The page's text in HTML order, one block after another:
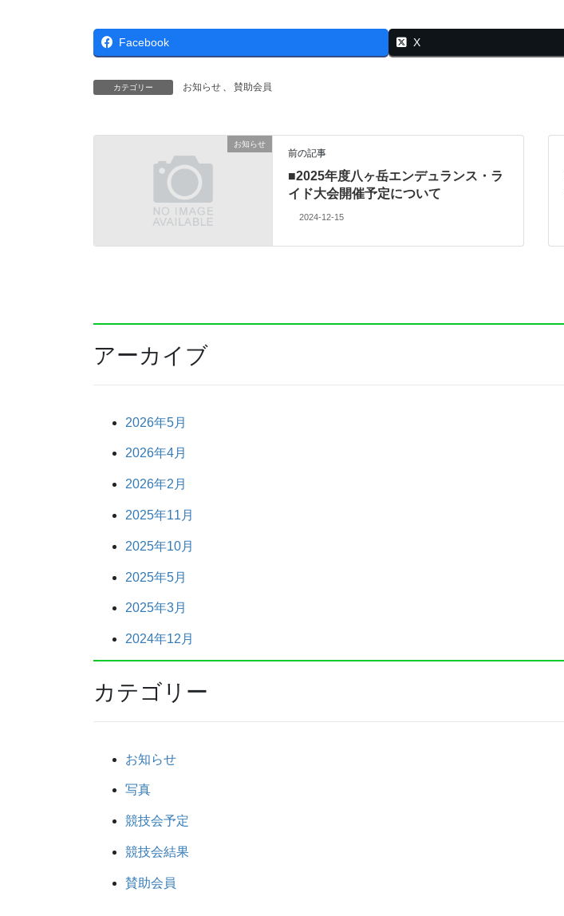
Facebook X
カテゴリー お知らせ 、 賛助会員
お知らせ
前の記事
■2025年度八ヶ岳エンデュランス・ラ
イド大会開催予定について
2024-12-15
アーカイブ
2026年5月
2026年4月
2026年2月
2025年11月
2025年10月
2025年5月
2025年3月
2024年12月
カテゴリー
お知らせ
写真
競技会予定
競技会結果
賛助会員